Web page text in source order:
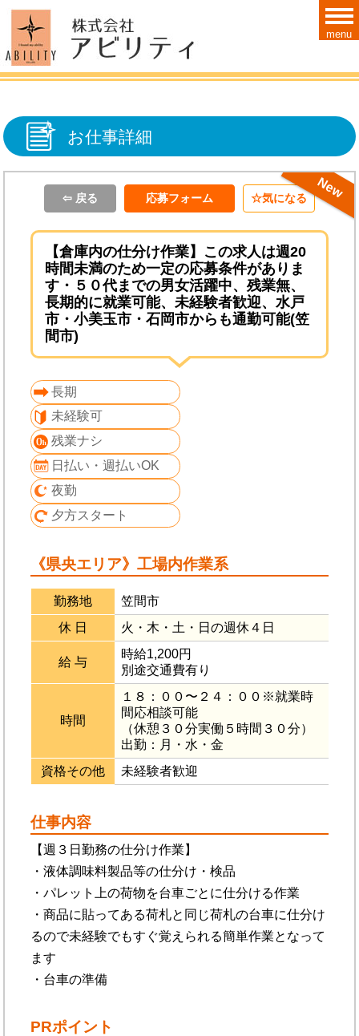
お仕事詳細
ＮＥＷ！！
⇦ 戻る 応募フォーム 気になる
【倉庫内の仕分け作業】この求人は週20
時間未満のため一定の応募条件がありま
す・５０代までの男女活躍中、残業無、
長期的に就業可能、未経験者歓迎、水戸
市・小美玉市・石岡市からも通勤可能(笠
間市)
長期
未経験可
残業ナシ
日払い・週払いOK
夜勤
夕方スタート
《県央エリア》工場内作業系
勤務地
笠間市
休 日
火・木・土・日の週休４日
給 与
時給1,200円
別途交通費有り
時間
１８：００〜２４：００※就業時
間応相談可能
（休憩３０分実働５時間３０分）
出勤：月・水・金
資格その他
未経験者歓迎
仕事内容
【週３日勤務の仕分け作業】
・液体調味料製品等の仕分け・検品
・パレット上の荷物を台車ごとに仕分ける作業
・商品に貼ってある荷札と同じ荷札の台車に仕分け
るので未経験でもすぐ覚えられる簡単作業となって
ます
・台車の準備
PRポイント
menu